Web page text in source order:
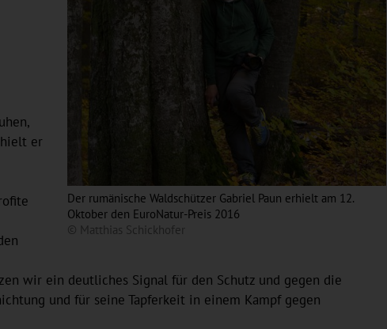
Der rumänische Waldschützer Gabriel Paun erhielt am 12.
Oktober den EuroNatur-Preis 2016
© Matthias Schickhofer
er
wir ein deutliches Signal für den Schutz und gegen die
und für seine Tapferkeit in einem Kampf gegen